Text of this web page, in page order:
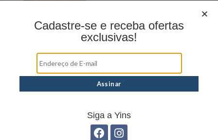
Estojo Juvenil YS27100
Cadastre-se e receba ofertas
exclusivas!
Siga a Yins